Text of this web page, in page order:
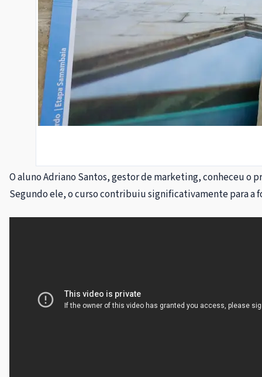
O aluno Adriano Santos, gestor de marketing, conheceu o
Segundo ele, o curso contribuiu significativamente para a